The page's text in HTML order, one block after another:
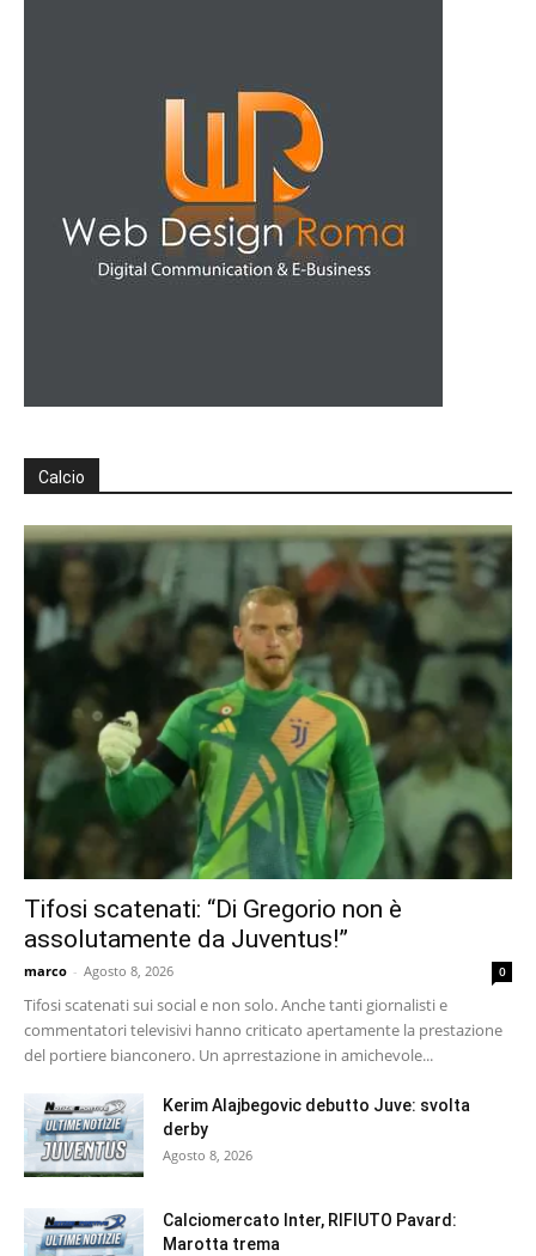
Calcio
Tifosi scatenati: “Di Gregorio non è
assolutamente da Juventus!”
marco - Agosto 8, 2026 0
Tifosi scatenati sui social e non solo. Anche tanti giornalisti e
commentatori televisivi hanno criticato apertamente la prestazione
del portiere bianconero. Un aprrestazione in amichevole...
Kerim Alajbegovic debutto Juve: svolta
derby
Agosto 8, 2026
Calciomercato Inter, RIFIUTO Pavard:
Marotta trema